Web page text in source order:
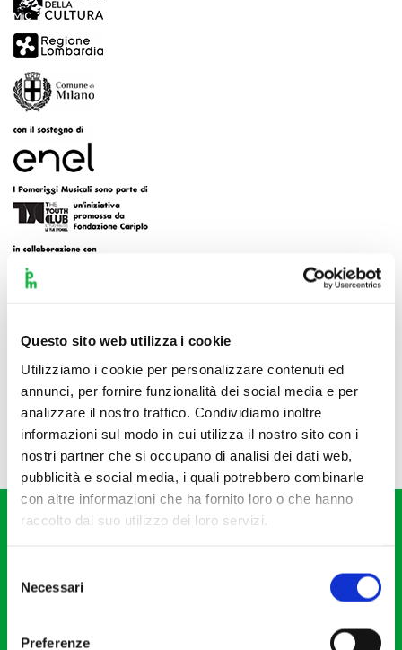
Questo sito web utilizza i cookie
Utilizziamo i cookie per personalizzare contenuti ed
annunci, per fornire funzionalità dei social media e per
analizzare il nostro traffico. Condividiamo inoltre
informazioni sul modo in cui utilizza il nostro sito con i
nostri partner che si occupano di analisi dei dati web,
pubblicità e social media, i quali potrebbero combinarle
con altre informazioni che ha fornito loro o che hanno
raccolto dal suo utilizzo dei loro servizi.
delNecessari
Preferenze
Via S. Giovanni sul Muro, 2